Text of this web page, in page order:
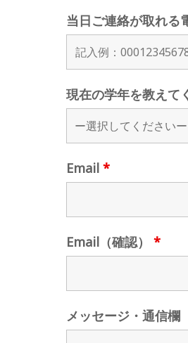
当日ご連絡が取れる
現在の学年を教えて
Email *
Email（確認） *
メッセージ・通信欄